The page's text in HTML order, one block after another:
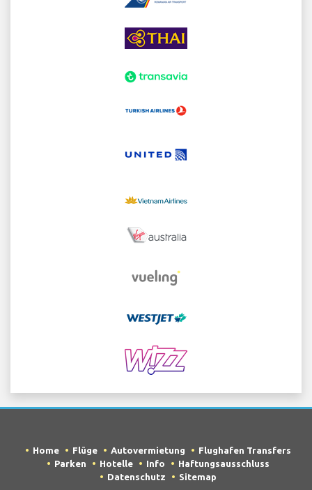
Home Flüge Autovermietung
Flughafen Transfers
Parken
Hotelle Info
Haftungsausschluss
Datenschutz
Sitemap